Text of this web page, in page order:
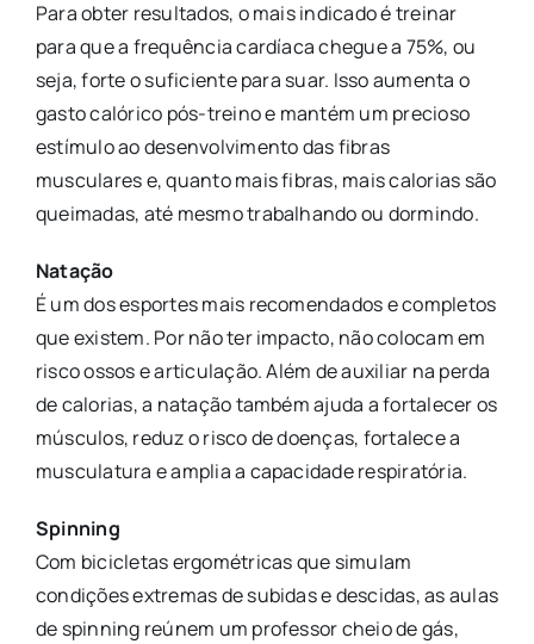
Para obter resultados, o mais indicado é treinar
para que a frequência cardíaca chegue a 75%, ou
seja, forte o suficiente para suar. Isso aumenta o
gasto calórico pós-treino e mantém um precioso
estímulo ao desenvolvimento das fibras
musculares e, quanto mais fibras, mais calorias são
queimadas, até mesmo trabalhando ou dormindo.
Natação
É um dos esportes mais recomendados e completos
que existem. Por não ter impacto, não colocam em
risco ossos e articulação. Além de auxiliar na perda
de calorias, a natação também ajuda a fortalecer os
músculos, reduz o risco de doenças, fortalece a
musculatura e amplia a capacidade respiratória.
Spinning
Com bicicletas ergométricas que simulam
condições extremas de subidas e descidas, as aulas
de spinning reúnem um professor cheio de gás,